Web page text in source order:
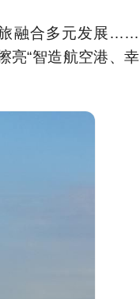
旅融合多元发展……
亮“智造航空港、幸